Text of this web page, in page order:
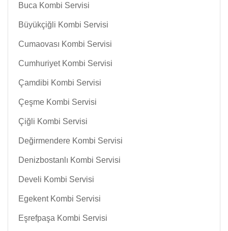
Buca Kombi Servisi
Büyükçiğli Kombi Servisi
Cumaovası Kombi Servisi
Cumhuriyet Kombi Servisi
Çamdibi Kombi Servisi
Çeşme Kombi Servisi
Çiğli Kombi Servisi
Değirmendere Kombi Servisi
Denizbostanlı Kombi Servisi
Develi Kombi Servisi
Egekent Kombi Servisi
Eşrefpaşa Kombi Servisi